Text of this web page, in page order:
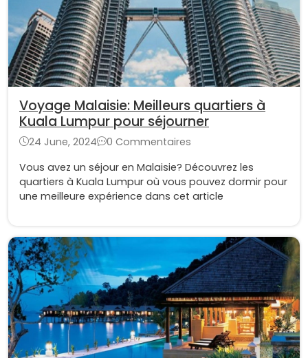
Voyage Malaisie: Meilleurs quartiers à
Kuala Lumpur pour séjourner
24 June, 2024
0 Commentaires
Vous avez un séjour en Malaisie? Découvrez les
quartiers à Kuala Lumpur où vous pouvez dormir pour
une meilleure expérience dans cet article